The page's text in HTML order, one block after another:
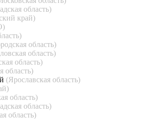
область)
край)
область)
область)
область)
область)
(Ярославская область)
область)
область)
область)